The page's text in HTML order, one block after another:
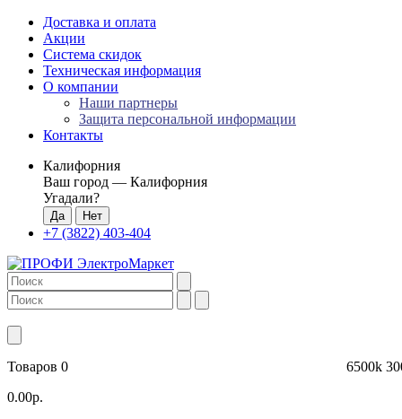
Доставка и оплата
Акции
Система скидок
Техническая информация
О компании
Наши партнеры
Защита персональной информации
Контакты
Калифорния
Ваш город — Калифорния
Угадали?
+7 (3822) 403-404
Товаров 0
0.00р.
6500k